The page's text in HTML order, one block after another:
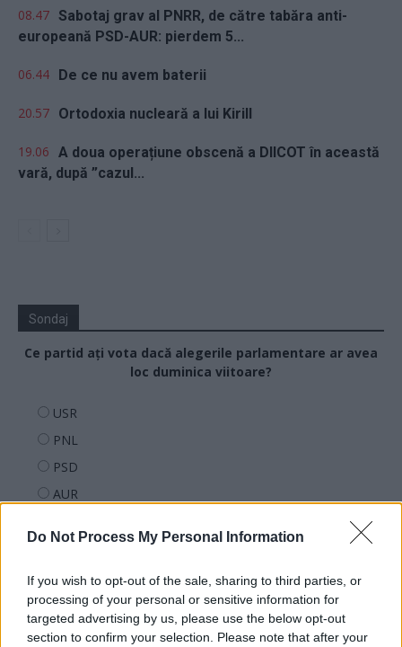
Do Not Process My Personal Information
If you wish to opt-out of the sale, sharing to third parties, or
processing of your personal or sensitive information for
targeted advertising by us, please use the below opt-out
section to confirm your selection. Please note that after your
08.47 Sabotaj grav al PNRR, de către tabăra anti-
europeană PSD-AUR: pierdem 5...
06.44 De ce nu avem baterii
20.57 Ortodoxia nucleară a lui Kirill
19.06 A doua operațiune obscenă a DIICOT în această
vară, după ”cazul...
Sondaj
Ce partid ați vota dacă alegerile parlamentare ar avea
loc duminica viitoare?
USR
PNL
PSD
AUR
Forța Dreptei (L. Orban)
PNȚMM